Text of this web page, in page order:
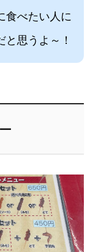
食べたい人に
思うよ～！